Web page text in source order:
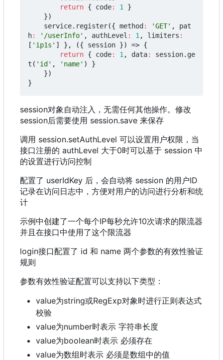
return { code: 1
}
})
service. register({ method : 'GET' ,
pat
h: '/userInfo' , authLevel : 1 , limiters :
[ 'ip1s' ] }, ({ session }) => {
return { code: 1 , data: session. ge
t ( 'id' , 'name' )
}
})
}
session对象自动注入 ， 无需任何其他操作。修改
session后需要使用 session.save 来保存
调用 session.setAuthLevel 可以设置用户权限，当
接口注册的 authLevel 大于0时可以基于 session 中
的设置进行访问控制
配置了 userIdKey 后，会自动将 session 的用户ID
记录在访问日志中 ， 方便对用户的访问进行分析和统
计
示例中创建了一个每个IP每秒允许10次请求的限流器
并且在接口中使用了这个限流器
login接口配置了 id 和 name 两个参数的有效性验证
规则
参数有效性验证配置可以支持以下类型：
value为string或RegExp对象时进行正则表达式
校验
value为number时表示 字符串长度
value为boolean时表示 必须存在
value为数组时表示 必须是数组中的值